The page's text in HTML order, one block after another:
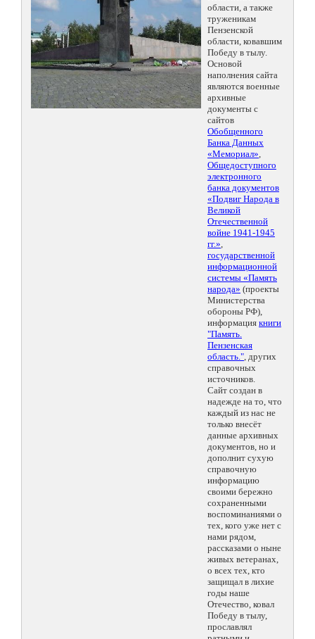
области, а также
труженикам
Пензенской
области, ковавшим
Победу в тылу.
Основой
наполнения сайта
являются военные
архивные
документы с
сайтов
Обобщенного
Банка Данных
«Мемориал»,
Общедоступного
электронного
банка документов
«Подвиг Народа в
Великой
Отечественной
войне 1941-1945
гг.»,
государственной
информационной
системы «Память
народа» (проекты
Министерства
обороны РФ),
информация книги
"Память.
Пензенская
область.", других
справочных
источников.
Сайт создан в
надежде на то, что
каждый из нас не
только внесёт
данные архивных
документов, но и
дополнит сухую
справочную
информацию
своими бережно
сохраненными
воспоминаниями о
тех, кого уже нет с
нами рядом,
рассказами о ныне
живых ветеранах,
о всех тех, кто
защищал в лихие
годы наше
Отечество, ковал
Победу в тылу,
прославлял